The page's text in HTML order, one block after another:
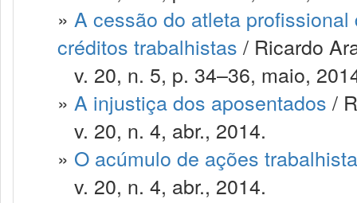
» A cessão do atleta
créditos trabalhistas / Ricardo
v. 20, n. 5, p. 34–36, maio,
» A injustiça dos aposentados /
v. 20, n. 4, abr., 2014.
» O acúmulo de ações
v. 20, n. 4, abr., 2014.